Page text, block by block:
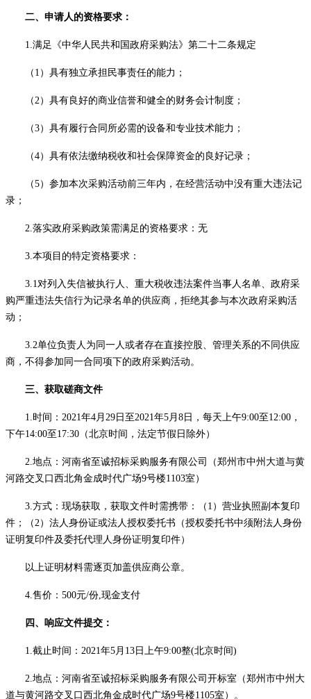
二、申请人的资格要求：
1.满足《中华人民共和国政府采购法》第二十二条规定
（ 1）具有独立承担民事责任的能力；
（2）具有良好的商业信誉和健全的财务会计制度；
（3）具有履行合同所必需的设备和专业技术能力；
（4）具有依法缴纳税收和社会保障资金的良好记录；
（5）参加本次采购活动前三年内，在经营活动中没有重大违法记
录；
2.落实政府采购政策需满足的资格要求：无
3.本项目的特定资格要求：
3.1对列入失信被执行人、重大税收违法案件当事人名单、政府采
购严重违法失信行为记录名单的供应商，拒绝其参与本次政府采购活
动；
3.2单位负责人为同一人或者存在直接控股、管理关系的不同供应
商，不得参加同一合同项下的政府采购活动。
三、获取磋商文件
1.时间：2021年4月 29 日至2021年5月 8 日，每天上午9:00至12:00，
下午14:00至17:30（北京时间，法定节假日除外）
2.地点：河南省至诚招标采购服务有限公司（郑州市中州大道与黄
河路交叉口西北角金成时代广场9号楼1103室）
3.方式： 现场获取，获取文件时需携带：（ 1）营业执照副本复印
件；（2）法人身份证或法人授权委托书（授权委托书中须附法人身份
证明复印件及委托代理人身份证明复印件）
以上证明材料需逐页加盖供应商公章。
4.售价：500元/份,现金支付
四、响应文件提交：
1.截止时间： 2021年5月 13 日上午9:00整(北京时间)
2.地点：河南省至诚招标采购服务有限公司开标室（郑州市中州大
道与黄河路交叉口西北角金成时代广场9号楼1105室）。